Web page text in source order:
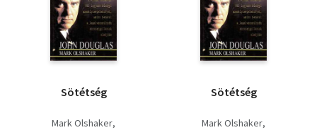
Sötétség
Mark Olshaker
Sötétség
Mark Olshaker